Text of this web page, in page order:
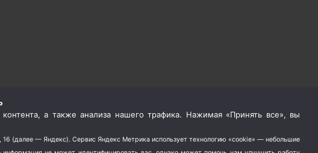
а также анализа нашего трафика. Нажимая «Принять все», вы
(далее — Яндекс). Сервис Яндекс Метрика использует технологию «cookie» — небольшие